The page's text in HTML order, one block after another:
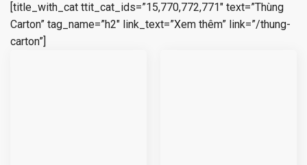
[title_with_cat ttit_cat_ids=”15,770,772,771″ text=”Thùng
Carton” tag_name=”h2″ link_text=”Xem thêm” link=”/thung-
carton”]